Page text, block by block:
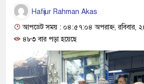
Hafijur Rahman Akas
আপডেট সময় : ০৪:৫৭:০৪ অপরাহ্ন, রবিবার,
৪৮৩ বার পড়া হয়েছে